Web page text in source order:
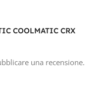
COOLMATIC CRX
una recensione.